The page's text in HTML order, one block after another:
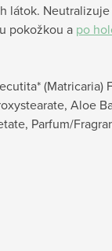
látok.
pokožkou a po
(Matricaria)
Aloe
Parfum/